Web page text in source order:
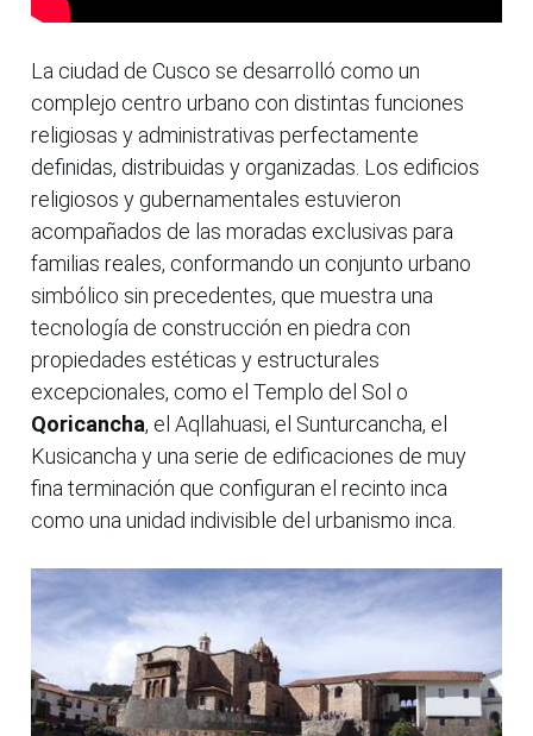
La ciudad de Cusco se desarrolló como un
complejo centro urbano con distintas funciones
religiosas y administrativas perfectamente
definidas, distribuidas y organizadas. Los edificios
religiosos y gubernamentales estuvieron
acompañados de las moradas exclusivas para
familias reales, conformando un conjunto urbano
simbólico sin precedentes, que muestra una
tecnología de construcción en piedra con
propiedades estéticas y estructurales
excepcionales, como el Templo del Sol o
Qoricancha, el Aqllahuasi, el Sunturcancha, el
Kusicancha y una serie de edificaciones de muy
fina terminación que configuran el recinto inca
como una unidad indivisible del urbanismo inca.